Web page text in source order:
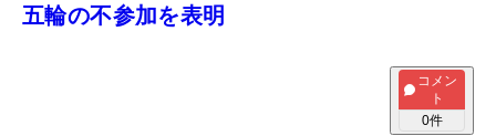
五輪の不参加を表明
コメン
ト
0件